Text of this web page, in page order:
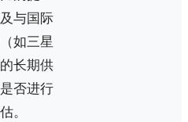
与国际
如三星
长期供
否进行
。